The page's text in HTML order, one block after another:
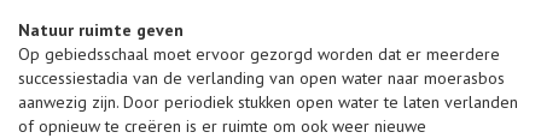
Natuur ruimte geven
Op gebiedsschaal moet ervoor gezorgd worden dat er meerdere
successiestadia van de verlanding van open water naar moerasbos
aanwezig zijn. Door periodiek stukken open water te laten verlanden
of opnieuw te creëren is er ruimte om ook weer nieuwe